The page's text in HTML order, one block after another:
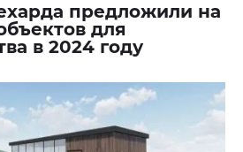
предложили на
для
в 2024 году